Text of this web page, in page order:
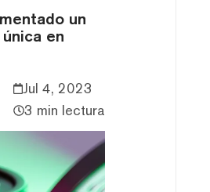
un
en
Jul 4, 2023
3 min lectura